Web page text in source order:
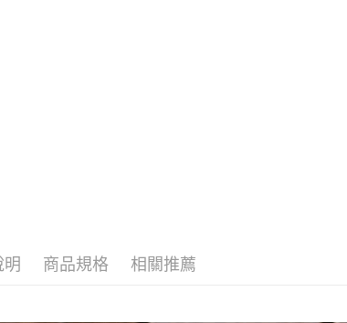
明 商品規格 相關推薦